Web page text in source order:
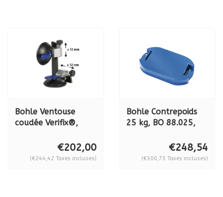
Bohle Ventouse
coudée Verifix®,
200 mm - largeur de
jambe 127 mm, BO
€202,00
(€244,42 Taxes incluses)
Bohle Contrepoids
25 kg, BO 88.025,
Liftmaster B1 (BO
€248,54
(€300,73 Taxes incluses)